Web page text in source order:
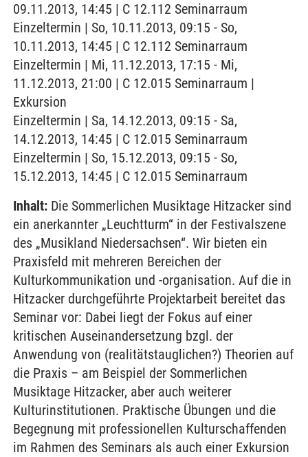
09.11.2013, 14:45 | C 12.112 Seminarraum
Einzeltermin | So, 10.11.2013, 09:15 - So,
10.11.2013, 14:45 | C 12.112 Seminarraum
Einzeltermin | Mi, 11.12.2013, 17:15 - Mi,
11.12.2013, 21:00 | C 12.015 Seminarraum |
Exkursion
Einzeltermin | Sa, 14.12.2013, 09:15 - Sa,
14.12.2013, 14:45 | C 12.015 Seminarraum
Einzeltermin | So, 15.12.2013, 09:15 - So,
15.12.2013, 14:45 | C 12.015 Seminarraum
Inhalt: Die Sommerlichen Musiktage Hitzacker sind
ein anerkannter „Leuchtturm“ in der Festivalszene
des „Musikland Niedersachsen“. Wir bieten ein
Praxisfeld mit mehreren Bereichen der
Kulturkommunikation und -organisation. Auf die in
Hitzacker durchgeführte Projektarbeit bereitet das
Seminar vor: Dabei liegt der Fokus auf einer
kritischen Auseinandersetzung bzgl. der
Anwendung von (realitätstauglichen?) Theorien auf
die Praxis – am Beispiel der Sommerlichen
Musiktage Hitzacker, aber auch weiterer
Kulturinstitutionen. Praktische Übungen und die
Begegnung mit professionellen Kulturschaffenden
im Rahmen des Seminars als auch einer Exkursion